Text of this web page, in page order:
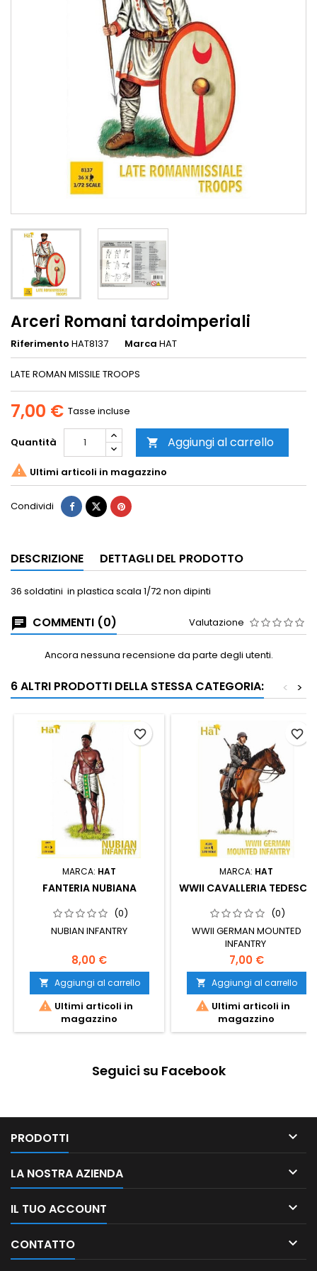
Arceri Romani tardoimperiali
Riferimento HAT8137 Marca HAT
LATE ROMAN MISSILE TROOPS
7,00 € Tasse incluse
Quantità  Aggiungi al carrello
 Ultimi articoli in magazzino
Condividi
DESCRIZIONE DETTAGLI DEL PRODOTTO
36 soldatini in plastica scala 1/72 non dipinti
COMMENTI (0) Valutazione
Ancora nessuna recensione da parte degli utenti.
6 ALTRI PRODOTTI DELLA STESSA CATEGORIA: >
<
MARCA: HAT
FANTERIA NUBIANA
(0)
NUBIAN INFANTRY
8,00 €
 Aggiungi al carrello
 Ultimi articoli in
magazzino
favorite_border
MARCA: HAT
WWII CAVALLERIA TEDESCA
(0)
WWII GERMAN MOUNTED
INFANTRY
7,00 €
 Aggiungi al carrello
 Ultimi articoli in
magazzino
favorite_border
Seguici su Facebook
PRODOTTI 
LA NOSTRA AZIENDA 
IL TUO ACCOUNT 
CONTATTO 